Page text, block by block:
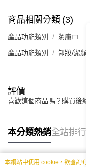
商品相關分類 (3)
產品功能類別 潔膚巾
產品功能類別 卸妝/潔顏
評價
喜歡這個商品嗎？購買後
本分類熱銷全站排行
本網站中使用 cookie，欲查詢有